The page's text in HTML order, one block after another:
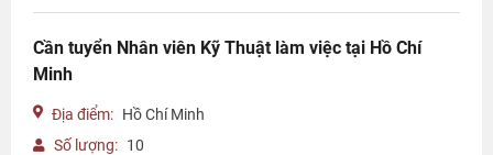
Cần tuyển Nhân viên Kỹ Thuật làm việc tại Hồ Chí
Minh
Địa điểm: Hồ Chí Minh
Số lượng: 10